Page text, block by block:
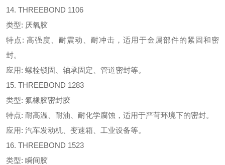
14. THREEBOND 1106
类型: 厌氧胶
特点: 高强度、耐震动、耐冲击，适用于金属部件的紧固和密
封。
应用: 螺栓锁固、轴承固定、管道密封等。
15. THREEBOND 1283
类型: 氟橡胶密封胶
特点: 耐高温、耐油、耐化学腐蚀，适用于严苛环境下的密封。
应用: 汽车发动机、变速箱、工业设备等。
16. THREEBOND 1523
类型: 瞬间胶